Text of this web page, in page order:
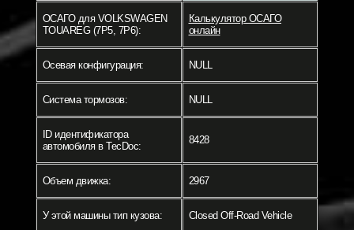
ОСАГО для VOLKSWAGEN
TOUAREG (7P5, 7P6):
Калькулятор ОСАГО
онлайн
Осевая конфигурация: NULL
Система тормозов: NULL
ID идентификатора
автомобиля в TecDoc:
8428
Объем движка: 2967
У этой машины тип кузова: Closed Off-Road Vehicle